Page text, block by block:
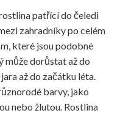
patřící do čeledi
zahradníky po celém
které jsou podobné
dorůstat až do
až do začátku léta.
barvy, jako
nebo žlutou. Rostlina